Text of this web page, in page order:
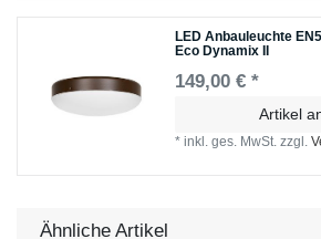
LED Anbauleuchte
Eco Dynamix II
149,00 € *
Artikel
*inkl. ges. MwSt. zzgl.
Ähnliche Artikel